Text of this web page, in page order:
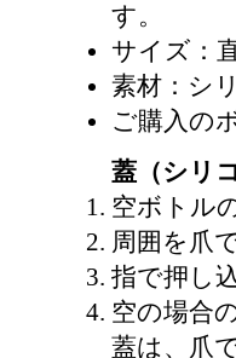
す。
サイズ：
素材：シ
ご購入の
蓋（シリ
空ボトル
周囲を爪
指で押し
空の場合
蓋は、爪